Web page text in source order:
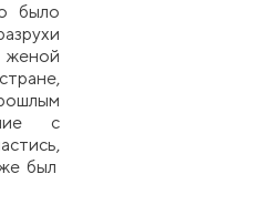
было
женой
с
был